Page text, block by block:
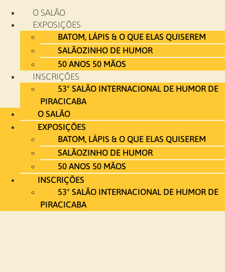
para
conteúdo
O SALÃO
EXPOSIÇÕES
BATOM, LÁPIS & O QUE ELAS QUISEREM
SALÃOZINHO DE HUMOR
50 ANOS 50 MÃOS
INSCRIÇÕES
53º SALÃO INTERNACIONAL DE HUMOR DE
PIRACICABA
O SALÃO
EXPOSIÇÕES
BATOM, LÁPIS & O QUE ELAS QUISEREM
SALÃOZINHO DE HUMOR
50 ANOS 50 MÃOS
INSCRIÇÕES
53º SALÃO INTERNACIONAL DE HUMOR DE
PIRACICABA